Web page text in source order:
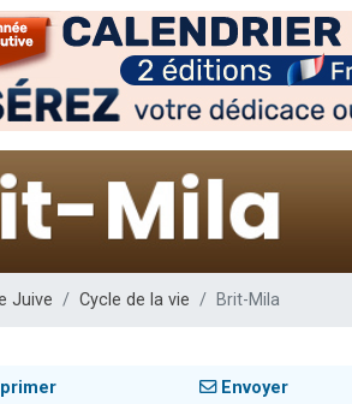
29 personnes viennent
Il reste 49 places
2 personnes viennent
6 personnes viennent
2 personnes
17 personnes viennent
4 personnes viennent
Eli vient de donner son
Juive Cycle de la vie Brit-Mila
Envoyer